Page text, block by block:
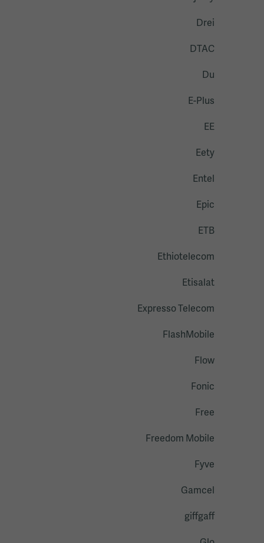
Drei
DTAC
Du
E-Plus
EE
Eety
Entel
Epic
ETB
Ethiotelecom
Etisalat
Expresso Telecom
FlashMobile
Flow
Fonic
Free
Freedom Mobile
Fyve
Gamcel
giffgaff